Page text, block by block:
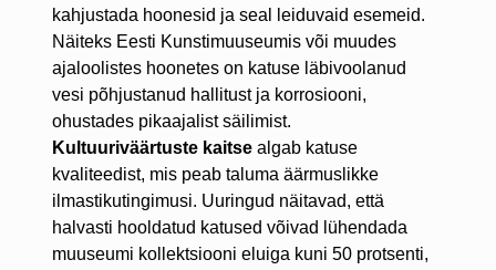
kahjustada hoonesid ja seal leiduvaid esemeid.
Näiteks Eesti Kunstimuuseumis või muudes
ajaloolistes hoonetes on katuse läbivoolanud
vesi põhjustanud hallitust ja korrosiooni,
ohustades pikaajalist säilimist.
Kultuuriväärtuste kaitsealgab katuse
kvaliteedist, mis peab taluma äärmuslikke
ilmastikutingimusi. Uuringud näitavad, että
halvasti hooldatud katused võivad lühendada
muuseumi kollektsiooni eluiga kuni 50 protsenti,